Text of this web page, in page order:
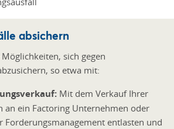
absichern
sich gegen
so etwa mit:
Mit dem Verkauf Ihrer
an ein Factoring Unternehmen oder
Forderungsmanagement entlasten und